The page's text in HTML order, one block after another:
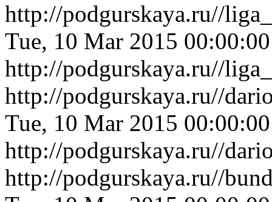
http://podgurskaya.ru//
Tue, 10 Mar 2015
http://podgurskaya.ru//
http://podgurskaya.ru//
Tue, 10 Mar 2015
http://podgurskaya.ru//
http://podgurskaya.ru//